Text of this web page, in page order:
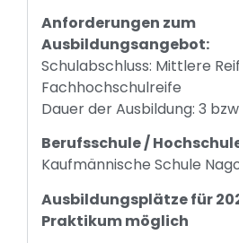
Anforderungen zum
Ausbildungsangebot:
Schulabschluss: Mittlere
Fachhochschulreife
Dauer der Ausbildung: 3
Berufsschule /
Kaufmännische Schule
Ausbildungsplätze für
Praktikum möglich